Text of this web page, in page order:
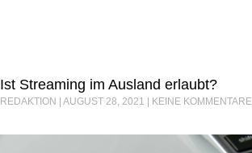
Ist Streaming im Ausland erlaubt?
REDAKTION AUGUST 28, 2021 KEINE KOMMENTARE